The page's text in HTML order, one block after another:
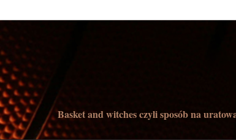
Basket and witches czyli sposób na